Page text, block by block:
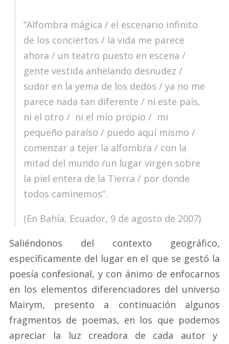
“Alfombra mágica / el escenario infinito
de los conciertos / la vida me parece
ahora / un teatro puesto en escena /
gente vestida anhelando desnudez /
sudor en la yema de los dedos / ya no me
parece nada tan diferente / ni este país,
ni el otro / ni el mío propio / mi
pequeño paraíso / puedo aquí mismo /
comenzar a tejer la alfombra / con la
mitad del mundo /un lugar virgen sobre
la piel entera de la Tierra / por donde
todos caminemos”.
(En Bahía, Ecuador, 9 de agosto de 2007)
Saliéndonos del contexto geográfico,
específicamente del lugar en el que se gestó la
poesía confesional, y con ánimo de enfocarnos
en los elementos diferenciadores del universo
Mairym, presento a continuación algunos
fragmentos de poemas, en los que podemos
apreciar la luz creadora de cada autor y